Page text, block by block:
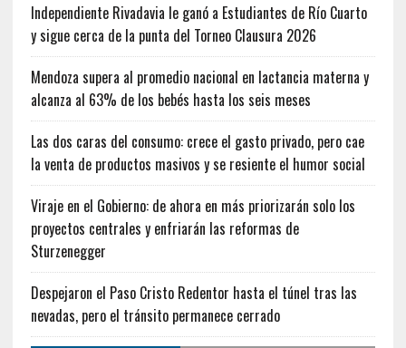
Independiente Rivadavia le ganó a Estudiantes de Río Cuarto
y sigue cerca de la punta del Torneo Clausura 2026
Mendoza supera al promedio nacional en lactancia materna y
alcanza al 63% de los bebés hasta los seis meses
Las dos caras del consumo: crece el gasto privado, pero cae
la venta de productos masivos y se resiente el humor social
Viraje en el Gobierno: de ahora en más priorizarán solo los
proyectos centrales y enfriarán las reformas de
Sturzenegger
Despejaron el Paso Cristo Redentor hasta el túnel tras las
nevadas, pero el tránsito permanece cerrado